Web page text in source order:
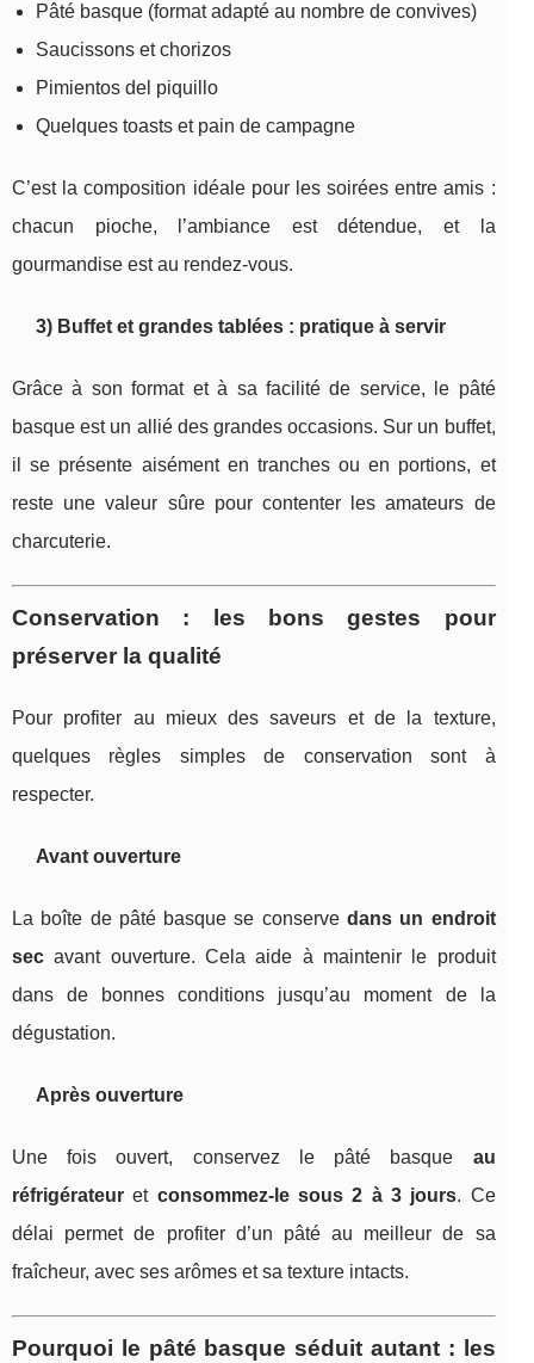
Pâté basque (format adapté au nombre de convives)
Saucissons et chorizos
Pimientos del piquillo
Quelques toasts et pain de campagne
C’est la composition idéale pour les soirées entre amis :
chacun pioche, l’ambiance est détendue, et la
gourmandise est au rendez-vous.
3) Buffet et grandes tablées : pratique à servir
Grâce à son format et à sa facilité de service, le pâté
basque est un allié des grandes occasions. Sur un buffet,
il se présente aisément en tranches ou en portions, et
reste une valeur sûre pour contenter les amateurs de
charcuterie.
Conservation : les bons gestes pour
préserver la qualité
Pour profiter au mieux des saveurs et de la texture,
quelques règles simples de conservation sont à
respecter.
Avant ouverture
La boîte de pâté basque se conservedans un endroit
sec avant ouverture. Cela aide à maintenir le produit
dans de bonnes conditions jusqu’au moment de la
dégustation.
Après ouverture
Une fois ouvert, conservez le pâté basque au
réfrigérateur et consommez-le sous 2 à 3 jours. Ce
délai permet de profiter d’un pâté au meilleur de sa
fraîcheur, avec ses arômes et sa texture intacts.
Pourquoi le pâté basque séduit autant : les